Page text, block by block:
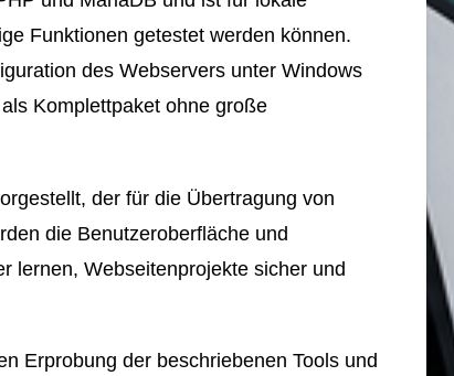
Funktionen getestet werden können.
des Webservers unter Windows
Komplettpaket ohne große
der für die Übertragung von
die Benutzeroberfläche und
lernen, Webseitenprojekte sicher und
Erprobung der beschriebenen Tools und